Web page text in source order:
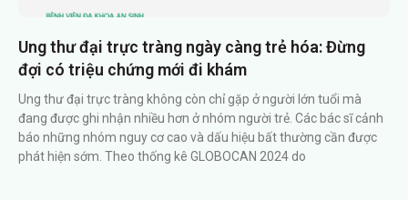
Ung thư đại trực tràng ngày càng trẻ hóa: Đừng
đợi có triệu chứng mới đi khám
Ung thư đại trực tràng không còn chỉ gặp ở người lớn tuổi mà
đang được ghi nhận nhiều hơn ở nhóm người trẻ. Các bác sĩ cảnh
báo những nhóm nguy cơ cao và dấu hiệu bất thường cần được
phát hiện sớm. Theo thống kê GLOBOCAN 2024 do